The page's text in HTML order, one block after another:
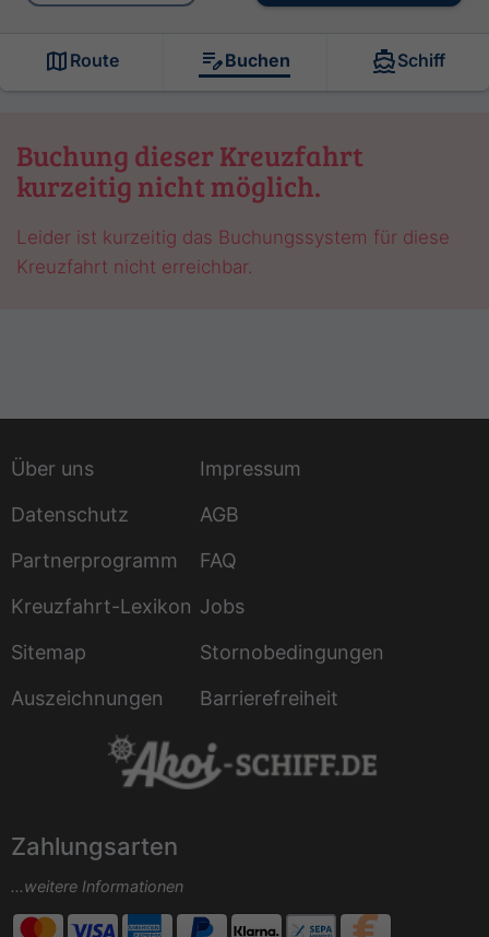
Route Buchen Schiff
Buchung dieser Kreuzfahrt
kurzeitig nicht möglich.
Leider ist kurzeitig das Buchungssystem für diese
Kreuzfahrt nicht erreichbar.
Über uns
Impressum
Datenschutz
AGB
Partnerprogramm
FAQ
Kreuzfahrt-Lexikon Jobs
Sitemap
Stornobedingungen
Auszeichnungen
Barrierefreiheit
Zahlungsarten
...weitere Informationen